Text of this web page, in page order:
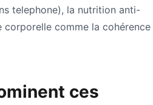
telephone), la nutrition anti-
comme la cohérence
ces